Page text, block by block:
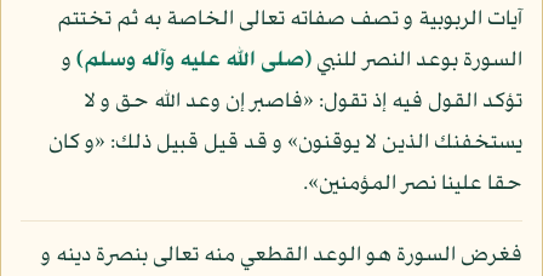
آيات الربوبية و تصف صفاته تعالى الخاصة به ثم تختتم
السورة بوعد النصر للنبي(صلى الله عليه وآله وسلم)و
تؤكد القول فيه إذ تقول: «فاصبر إن وعد الله حق و لا
يستخفنك الذين لا يوقنون» و قد قيل قبيل ذلك: «و كان
حقا علينا نصر المؤمنين».
فغرض السورة هو الوعد القطعي منه تعالى بنصرة دينه و